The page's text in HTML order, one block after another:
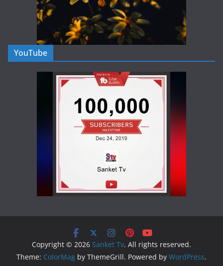
YouTube
Copyright © 2026 Sanket Tv. All rights reserved.
Theme: ColorMag by ThemeGrill. Powered by WordPress.